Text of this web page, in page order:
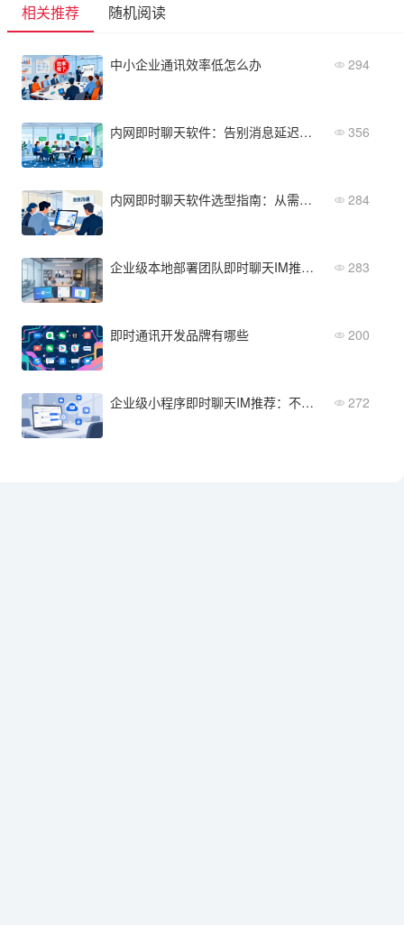
相关推荐 随机阅读
中小企业通讯效率低怎么办 294
内网即时聊天软件：告别消息延迟，团队协作更顺畅 356
内网即时聊天软件选型指南：从需求到采购全流程 284
企业级本地部署团队即时聊天IM推荐：不同规模企业的选型指南 283
即时通讯开发品牌有哪些 200
企业级小程序即时聊天IM推荐：不同规模企业的选型指南 272